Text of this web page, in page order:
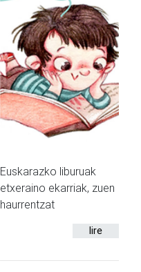
Euskarazko liburuak
etxeraino ekarriak, zuen
haurrentzat
lire